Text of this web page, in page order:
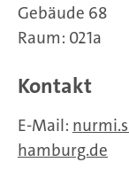
Gebäude 68
Raum: 021a
Kontakt
E-Mail:
hamburg.de